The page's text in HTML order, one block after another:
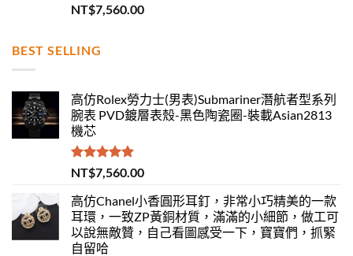
評分 5.00
滿分 5
NT$7,560.00
BEST SELLING
高仿Rolex勞力士(男表)Submariner潛航者型系列
腕表 PVD鍍層表殼-黑色陶瓷圈-裝載Asian2813
機芯
評分 5.00
滿分 5
NT$7,560.00
高仿Chanel小香圓形耳釘，非常小巧精美的一款
耳環，一致ZP黃銅材質，滿滿的小細節，做工可
以說無敵贊，自己看圖感受一下，寶寶們，抓緊
自留哈